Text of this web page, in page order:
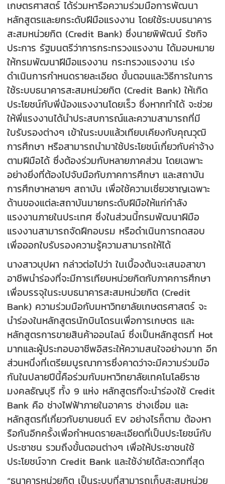
เกษตรศาสตร์ ได้ร่วมหารือความร่วมมือการพัฒนา
หลักสูตรและยกระดับฝีมือแรงงาน โดยใช้ระบบธนาคาร
สะสมหน่วยกิต (Credit Bank) ซึ่งนายพิพัฒน์ รัชกิจ
ประการ รัฐมนตรีว่าการกระทรวงแรงงาน ได้มอบหมาย
ให้กรมพัฒนาฝีมือแรงงาน กระทรวงแรงงาน เร่ง
ดำเนินการกำหนดรายละเอียด ขั้นตอนและวิธีการในการ
ใช้ระบบธนาคารสะสมหน่วยกิต (Credit Bank) ให้เกิด
ประโยชน์กับพี่น้องแรงงานโดยเร็ว ซึ่งหากทำได้ จะช่วย
ให้พี่แรงงานได้นำประสบการณ์และความสามารถที่มี
ใบรับรองต่างๆ เข้าในระบบแล้วเทียบเคียงกับคุณวุฒิ
การศึกษา หรือสามารถนำมาใช้ประโยชน์เกี่ยวกับค่าจ้าง
ตามฝีมือได้ ซึ่งต้องร่วมกับหลายภาคส่วน โดยเฉพาะ
อย่างยิ่งที่ต้องไปจับมือกับภาคการศึกษา และสถาบัน
การศึกษาหลายๆ สถาบัน เพื่อใช้ความเชี่ยวชาญเฉพาะ
ด้านของแต่ละสถาบันมายกระดับฝีมือให้แก่กำลัง
แรงงานภายในประเทศ ซึ่งในส่วนนี้กรมพัฒนาฝีมือ
แรงงานสามารถจัดฝึกอบรม หรือดำเนินการทดสอบ
เพื่อออกใบรับรองความรู้ความสามารถให้ได้
นางสาวบุปผา กล่าวต่อไปว่า ในเบื้องต้นจะเสนอสาขา
อาชีพนำร่องที่จะมีการเทียบหน่วยกิตกับภาคการศึกษา
เพื่อบรรจุในระบบธนาคารสะสมหน่วยกิต (Credit
Bank) ความร่วมมือกับมหาวิทยาลัยเกษตรศาสตร์ จะ
นำร่องในหลักสูตรนักบินโดรนเพื่อการเกษตร และ
หลักสูตรการขายสินค้าออนไลน์ ซึ่งเป็นหลักสูตรที่ Hot
มากและผู้ประกอบอาชีพอิสระให้ความสนใจอย่างมาก อีก
ส่วนหนึ่งที่เตรียมบูรณาการซึ่งคาดว่าจะมีความร่วมมือ
กันในปลายปีนี้คือร่วมกับมหาวิทยาลัยเทคโนโลยีราช
มงคลธัญบุรี ทั้ง 9 แห่ง หลักสูตรที่จะนำร่องใช้ Credit
Bank คือ ช่างไฟฟ้าภายในอาคาร ช่างเชื่อม และ
หลักสูตรที่เกี่ยวกับยานยนต์ EV อย่างไรก็ตาม ต้องหา
รือกันอีกครั้งเพื่อกำหนดรายละเอียดที่เป็นประโยชน์กับ
ประชาชน รวมถึงขั้นตอนต่างๆ เพื่อให้ประชาชนใช้
ประโยชน์จาก Credit Bank และใช้ง่ายได้สะดวกที่สุด
“ธนาคารหน่วยกิต เป็นระบบที่สามารถเก็บสะสมหน่วย